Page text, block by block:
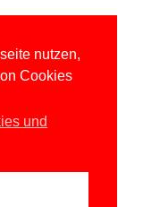
nutzen,
Cookies
und